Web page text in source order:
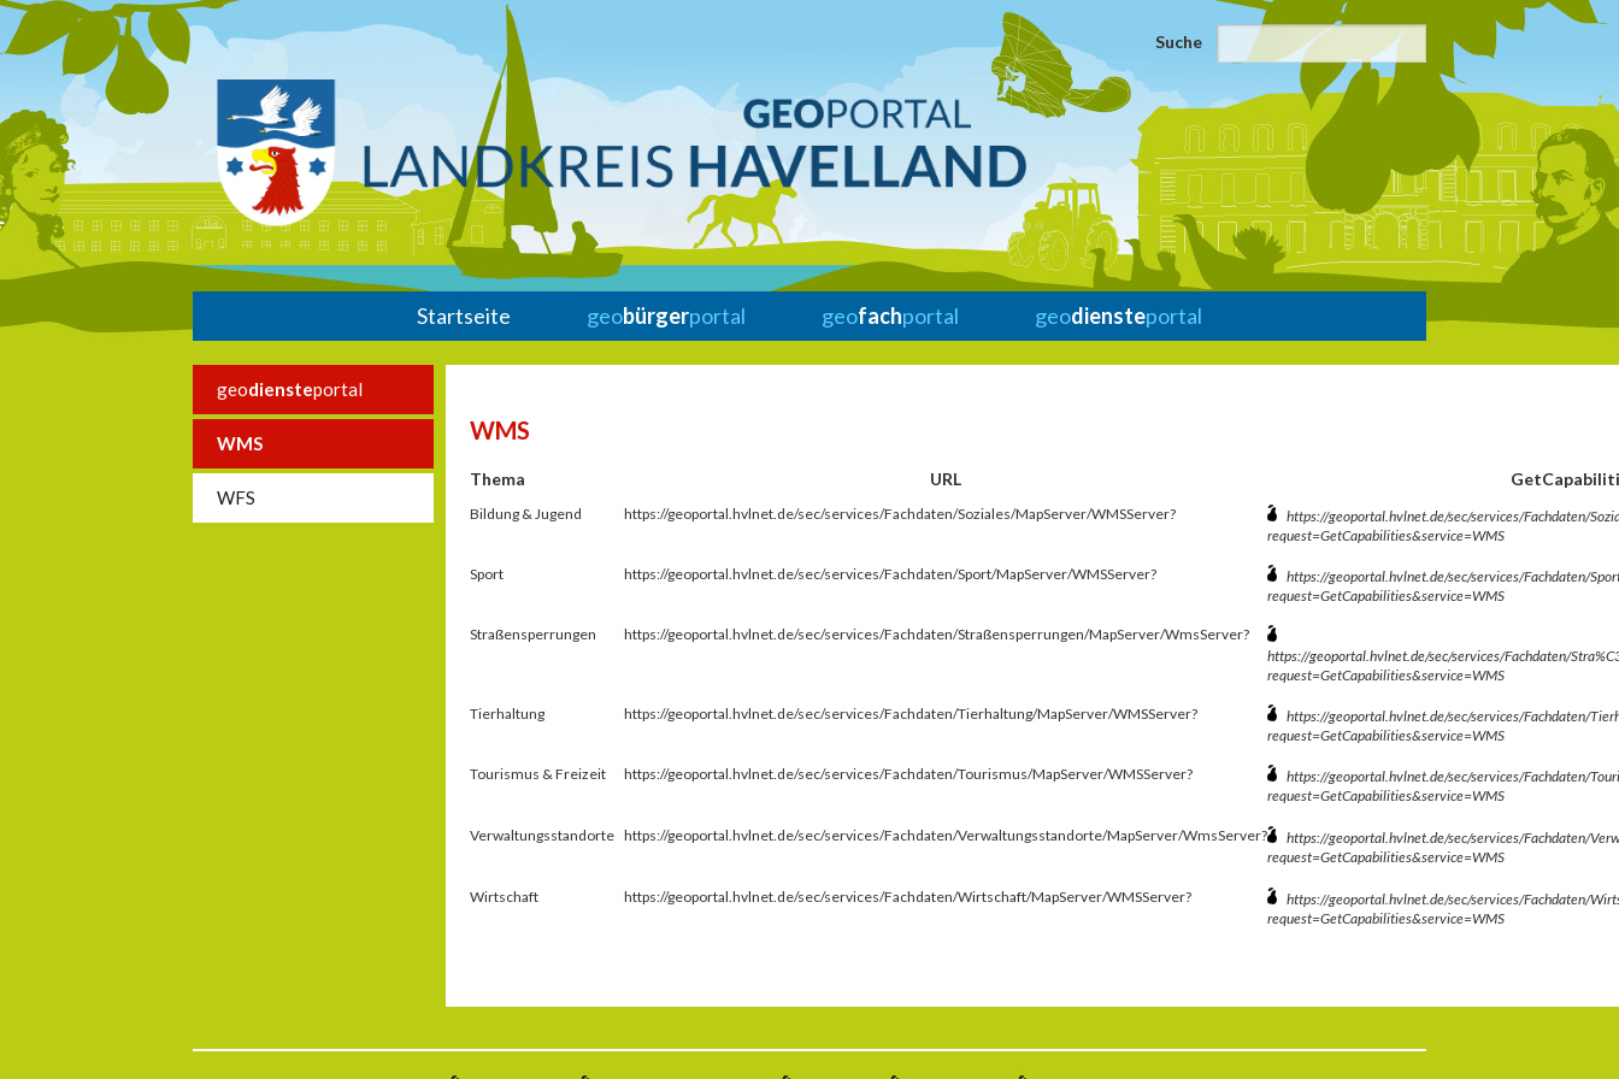
Suche
Startseite geobürgerportal geofachportal geodiensteportal
geodiensteportal
WMS
WFS
WMS
Thema URL
Bildung & Jugend https://geoportal.hvlnet.de/sec/services/Fachdaten/Soziales/MapServer/WMSServer?
https://geoportal.hvlnet.de/sec/services/Fachdaten/
request=GetCapabilities&service=WMS
Sport https://geoportal.hvlnet.de/sec/services/Fachdaten/Sport/MapServer/WMSServer?
https://geoportal.hvlnet.de/sec/services/Fachdaten/
request=GetCapabilities&service=WMS
Straßensperrungen
https://geoportal.hvlnet.de/sec/services/Fachdaten/Straßensperrungen/MapServer/WmsServer?
https://geoportal.hvlnet.de/sec/services/Fachdaten/
request=GetCapabilities&service=WMS
Tierhaltung https://geoportal.hvlnet.de/sec/services/Fachdaten/Tierhaltung/MapServer/WMSServer?
https://geoportal.hvlnet.de/sec/services/Fachdaten/
request=GetCapabilities&service=WMS
Tourismus & Freizeit https://geoportal.hvlnet.de/sec/services/Fachdaten/Tourismus/MapServer/WMSServer?
https://geoportal.hvlnet.de/sec/services/Fachdaten/
request=GetCapabilities&service=WMS
Verwaltungsstandorte https://geoportal.hvlnet.de/sec/services/Fachdaten/Verwaltungsstandorte/MapServer/WmsServer?
https://geoportal.hvlnet.de/sec/services/Fachdaten/
request=GetCapabilities&service=WMS
Wirtschaft https://geoportal.hvlnet.de/sec/services/Fachdaten/Wirtschaft/MapServer/WMSServer?
https://geoportal.hvlnet.de/sec/services/Fachdaten/
request=GetCapabilities&service=WMS